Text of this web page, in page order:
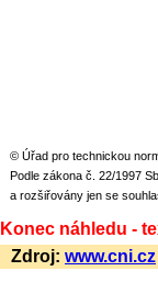
© Úřad pro technickou
Podle zákona č. 22/1997
a rozšiřovány jen se
Konec náhledu -
Zdroj: www.cni.cz